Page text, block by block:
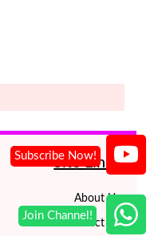
Site Links
About Us
Contact Us